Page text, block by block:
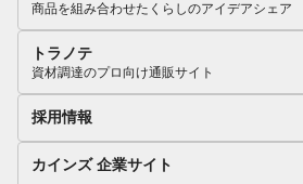
商品を組み合わせたくらしのアイデアシェア
トラノテ
資材調達のプロ向け通販サイト
採用情報
カインズ 企業サイト